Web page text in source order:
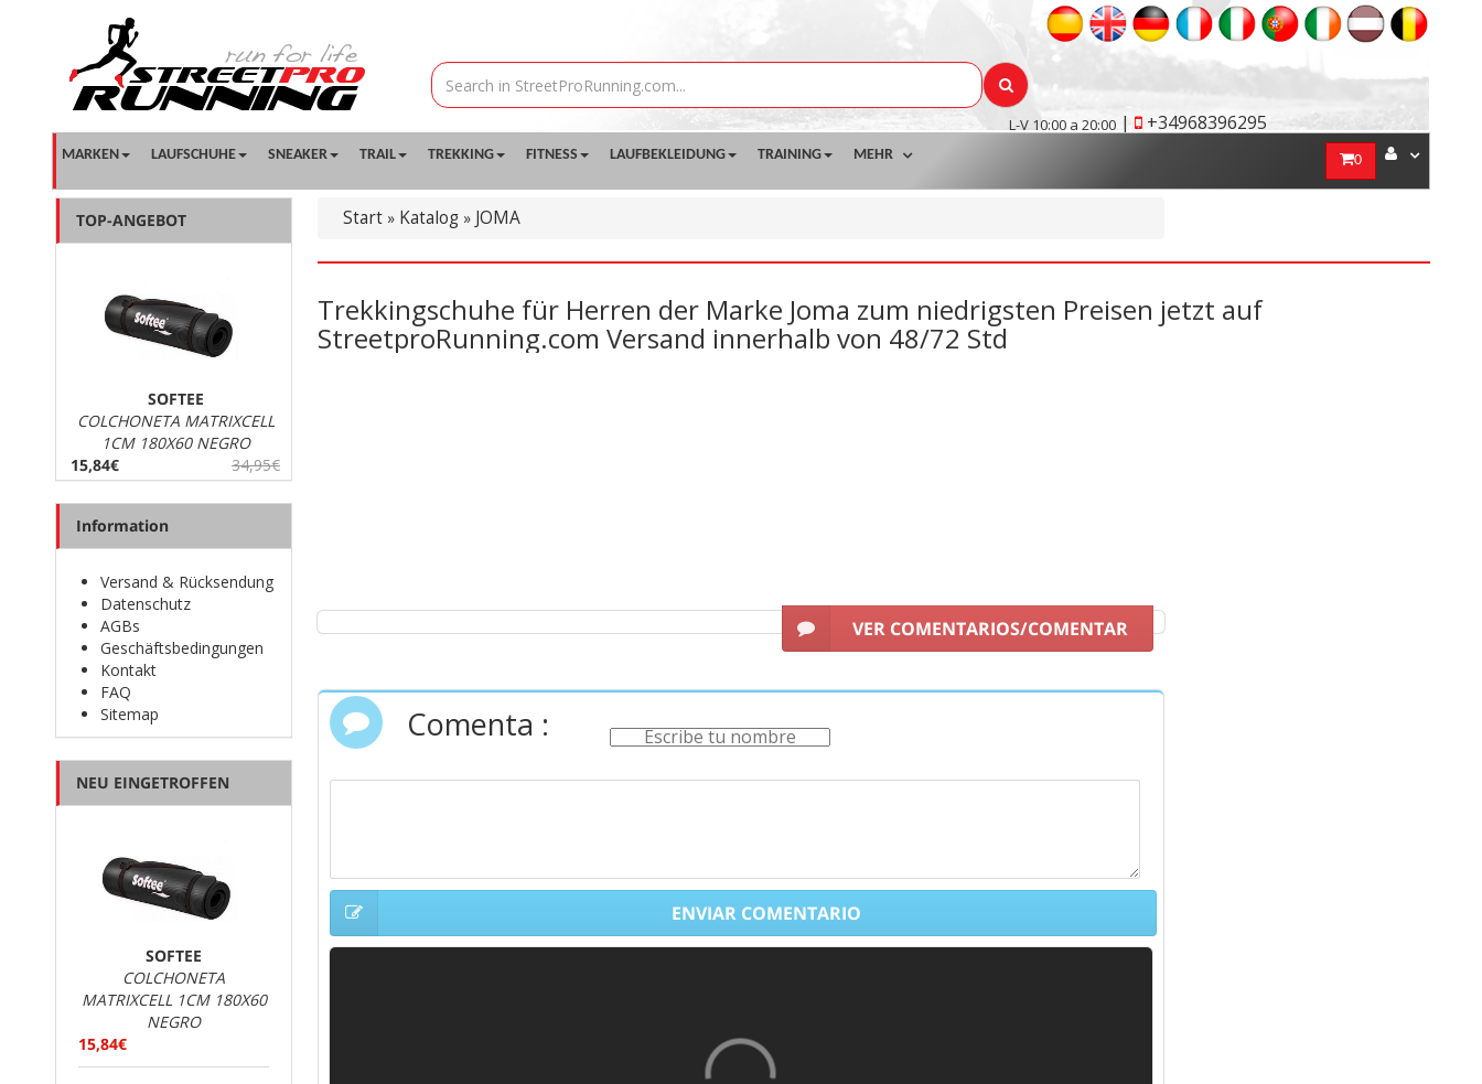
L-V 10:00 a 20:00 | +34968396295
MARKEN LAUFSCHUHE SNEAKER TRAIL TREKKING FITNESS LAUFBEKLEIDUNG TRAINING MEHR 0
Start » Katalog » JOMA
Trekkingschuhe für Herren der Marke Joma zum niedrigsten Preisen jetzt auf
StreetproRunning.com Versand innerhalb von 48/72 Std
VER COMENTARIOS/COMENTAR
Comenta :
ENVIAR COMENTARIO
TOP-ANGEBOT
SOFTEE
COLCHONETA MATRIXCELL
1CM 180X60 NEGRO
15,84€
34,95€
Information
Versand & Rücksendung
Datenschutz
AGBs
Geschäftsbedingungen
Kontakt
FAQ
Sitemap
NEU EINGETROFFEN
SOFTEE
COLCHONETA
MATRIXCELL 1CM 180X60
NEGRO
15,84€